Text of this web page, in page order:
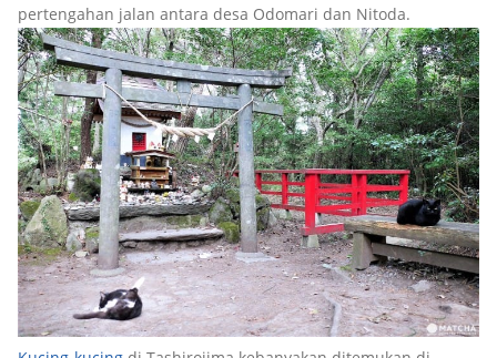
pertengahan jalan antara desa Odomari dan Nitoda.